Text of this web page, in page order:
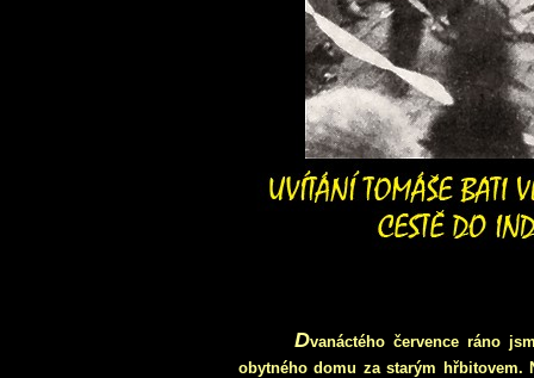
Dvanáctého července ráno
obytného domu za starým hřbitovem.